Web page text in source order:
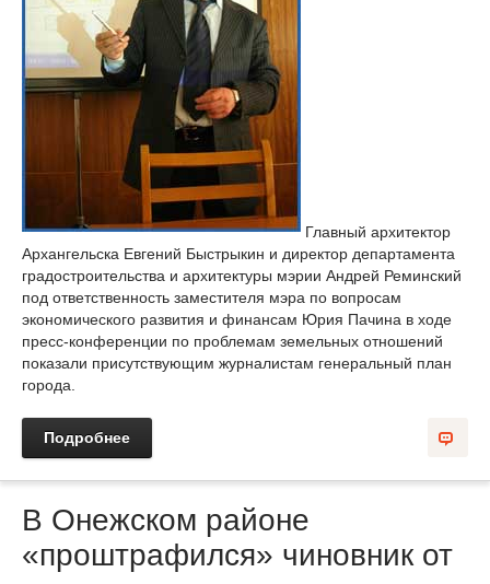
Главный архитектор
Архангельска Евгений Быстрыкин и директор департамента
градостроительства и архитектуры мэрии Андрей Реминский
под ответственность заместителя мэра по вопросам
экономического развития и финансам Юрия Пачина в ходе
пресс-конференции по проблемам земельных отношений
показали присутствующим журналистам генеральный план
города.
Подробнее
В Онежском районе
«проштрафился» чиновник от